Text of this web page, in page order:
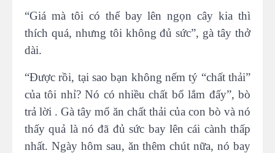
“Giá mà tôi có thể bay lên ngọn cây kia thì
thích quá, nhưng tôi không đủ sức”, gà tây thở
dài.
“Được rồi, tại sao bạn không nếm tý “chất thải”
của tôi nhỉ? Nó có nhiều chất bổ lắm đấy”, bò
trả lời . Gà tây mổ ăn chất thải của con bò và nó
thấy quả là nó đã đủ sức bay lên cái cành thấp
nhất. Ngày hôm sau, ăn thêm chút nữa, nó bay